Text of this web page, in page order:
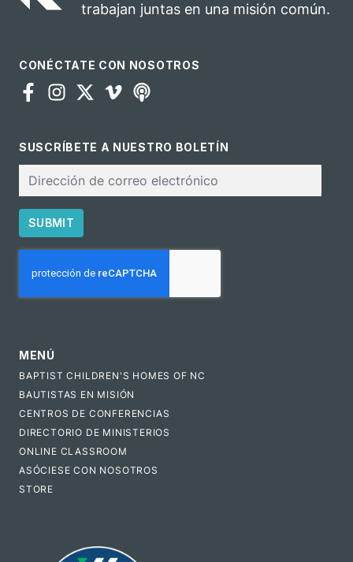
trabajan juntas en una misión común.
CONÉCTATE CON NOSOTROS
SUSCRÍBETE A NUESTRO BOLETÍN
electrónico
SUBMIT
MENÚ
BAPTIST CHILDREN'S HOMES OF NC
BAUTISTAS EN MISIÓN
CENTROS DE CONFERENCIAS
DIRECTORIO DE MINISTERIOS
ONLINE CLASSROOM
ASÓCIESE CON NOSOTROS
STORE